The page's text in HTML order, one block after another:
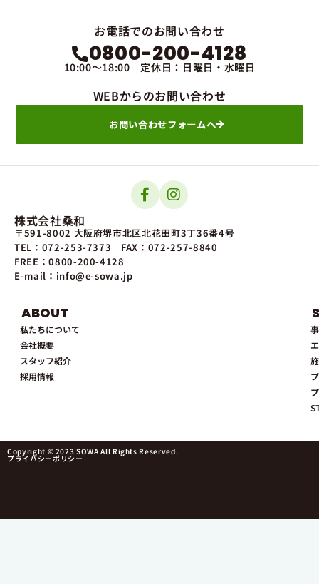
お電話でのお問い合わせ
0800-200-4128
10:00～18:00 定休日：日曜日・水曜日
WEBからのお問い合わせ
お問い合わせフォームへ
株式会社桑和
〒591-8002 大阪府堺市北区北花田町3丁36番4号
TEL：072-253-7373 FAX：072-257-8840
FREE：0800-200-4128
E-mail：info@e-sowa.jp
ABOUT
私たちについて
会社概要
スタッフ紹介
採用情報
Copyright © 2023 SOWA All Rights Reserved.
プライバシーポリシー